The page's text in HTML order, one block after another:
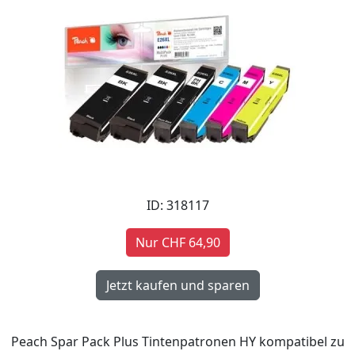
ID: 318117
Nur CHF 64,90
Peach Spar Pack Plus Tintenpatronen HY kompatibel zu